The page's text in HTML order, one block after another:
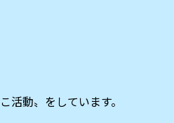
活動〟をしています。